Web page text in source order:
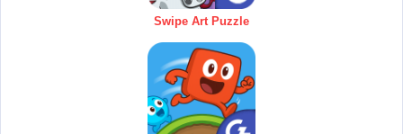
Swipe Art Puzzle